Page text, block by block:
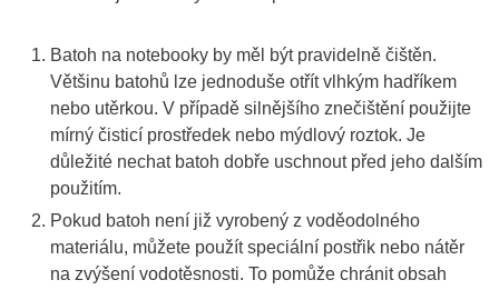
Batoh na notebooky by měl být pravidelně čištěn.
Většinu batohů lze jednoduše otřít vlhkým hadříkem
nebo utěrkou. V případě silnějšího znečištění použijte
mírný čisticí prostředek nebo mýdlový roztok. Je
důležité nechat batoh dobře uschnout před jeho dalším
použitím.
Pokud batoh není již vyrobený z voděodolného
materiálu, můžete použít speciální postřik nebo nátěr
na zvýšení vodotěsnosti. To pomůže chránit obsah